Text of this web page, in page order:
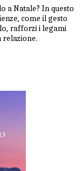
a Natale? In questo
come il gesto
rafforzi i legami
relazione.